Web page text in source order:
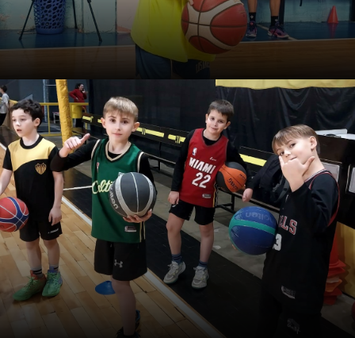
Férias: o momento para
melhorar o seu jogo individual
Menos competições formais, mais tempo livre e
energia para treinar. Bem aproveitado, esse período
define o que depois aparece durante a temporada.